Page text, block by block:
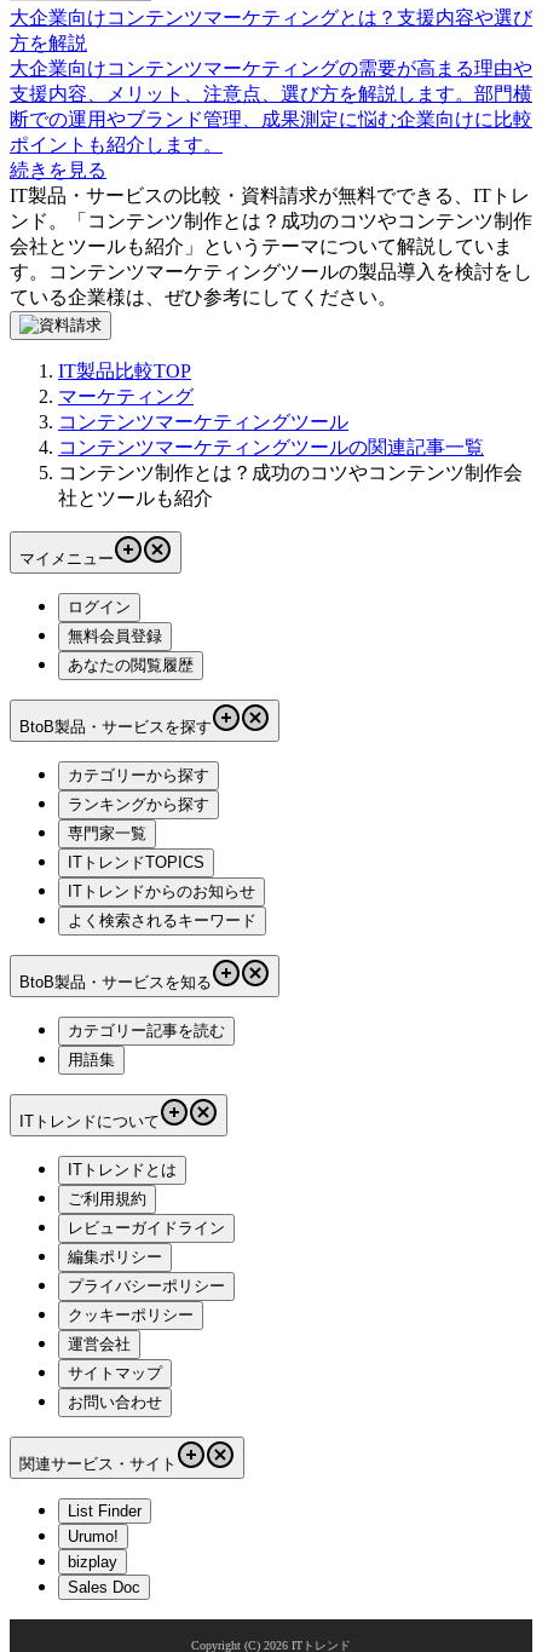
大企業向けコンテンツマーケティングとは？支援内容や選び
方を解説
大企業向けコンテンツマーケティングの需要が高まる理由や
支援内容、メリット、注意点、選び方を解説します。部門横
断での運用やブランド管理、成果測定に悩む企業向けに比較
ポイントも紹介します。
続きを見る
IT製品・サービスの比較・資料請求が無料でできる、ITトレ
ンド。「 コンテンツ制作とは？成功のコツやコンテンツ制作
会社とツールも紹介 」というテーマについて解説していま
す。
コンテンツマーケティングツールの製品導入を検討をし
ている企業様は、ぜひ参考にしてください。
IT製品比較TOP
マーケティング
コンテンツマーケティングツール
コンテンツマーケティングツールの関連記事一覧
コンテンツ制作とは？成功のコツやコンテンツ制作会
社とツールも紹介
マイメニュー
ログイン
無料会員登録
あなたの閲覧履歴
BtoB製品・サービスを探す
カテゴリーから探す
ランキングから探す
専門家一覧
ITトレンドTOPICS
ITトレンドからのお知らせ
よく検索されるキーワード
BtoB製品・サービスを知る
カテゴリー記事を読む
用語集
ITトレンドについて
ITトレンドとは
ご利用規約
レビューガイドライン
編集ポリシー
プライバシーポリシー
クッキーポリシー
運営会社
サイトマップ
お問い合わせ
関連サービス・サイト
List Finder
Urumo!
bizplay
Sales Doc
Copyright (C) 2026 ITトレンド